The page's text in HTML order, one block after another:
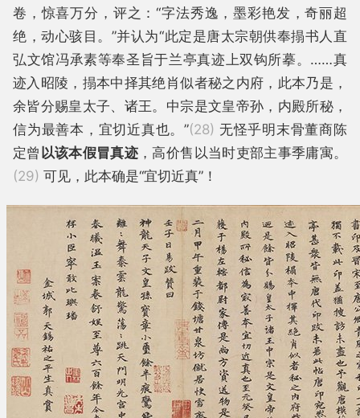
卷，惊喜万分，评之：“字法秀逸，墨彩艳发，奇丽超
绝，动心骇目。”并认为“此定是唐太宗朝供奉搨书人直
弘文馆冯承素等奉圣旨于兰亭真迹上双钩所摹。……真
迹入昭陵，搨本中择其绝肖似者秘之内府，此本乃是，
余皆分赐皇太子、诸王。中宗是文皇帝孙，内殿所秘，
信为最善本，宜切近真也。”(28) 无怪乎明末骨董商陈
定曾 以该本假冒真迹 ，高价售以当时吏部主事季庸寓。
(29) 可见，此本确是“宜切近真”！